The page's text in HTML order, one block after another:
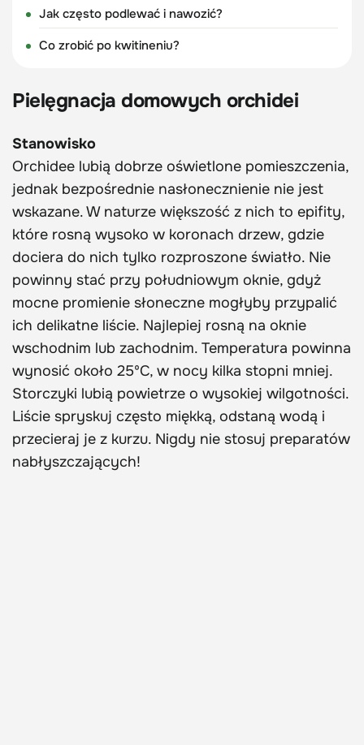
Jak często podlewać i nawozić?
Co zrobić po kwitineniu?
Pielęgnacja domowych orchidei
Stanowisko
Orchidee lubią dobrze oświetlone pomieszczenia,
jednak bezpośrednie nasłonecznienie nie jest
wskazane. W naturze większość z nich to epifity,
które rosną wysoko w koronach drzew, gdzie
dociera do nich tylko rozproszone światło. Nie
powinny stać przy południowym oknie, gdyż
mocne promienie słoneczne mogłyby przypalić
ich delikatne liście. Najlepiej rosną na oknie
wschodnim lub zachodnim. Temperatura powinna
wynosić około 25ºC, w nocy kilka stopni mniej.
Storczyki lubią powietrze o wysokiej wilgotności.
Liście spryskuj często miękką, odstaną wodą i
przecieraj je z kurzu. Nigdy nie stosuj preparatów
nabłyszczających!